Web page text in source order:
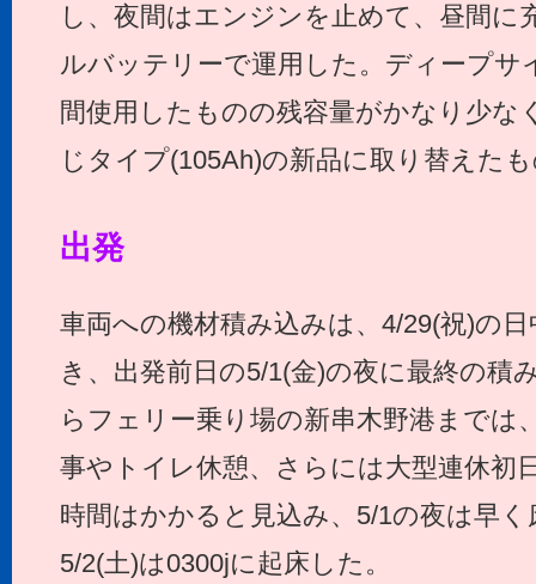
し、夜間はエンジンを止めて、昼間に
ルバッテリーで運用した。ディープサ
間使用したものの残容量がかなり少な
じタイプ(105Ah)の新品に取り替えた
出発
車両への機材積み込みは、4/29(祝)の
き、出発前日の5/1(金)の夜に最終の積
らフェリー乗り場の新串木野港までは
事やトイレ休憩、さらには大型連休初
時間はかかると見込み、5/1の夜は早
5/2(土)は0300jに起床した。